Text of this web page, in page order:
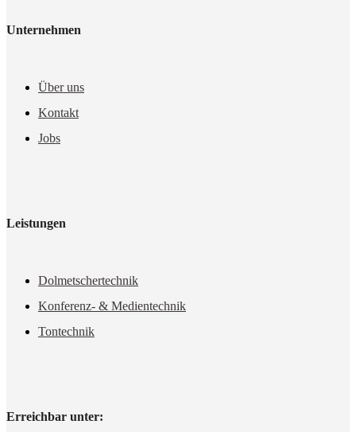
Unternehmen
Über uns
Kontakt
Jobs
Leistungen
Dolmetschertechnik
Konferenz- & Medientechnik
Tontechnik
Erreichbar unter: